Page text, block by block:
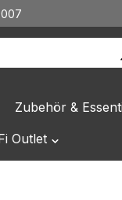
HiFi Elektronik
Dropdown der
oder Schließe das
Zubehör &
Outlet Öffne oder